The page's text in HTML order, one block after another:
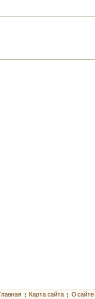
¦ Карта сайта ¦ О сайте